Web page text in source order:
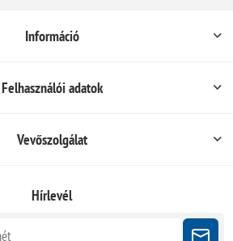
Információ
Felhasználói adatok
Vevőszolgálat
Hírlevél